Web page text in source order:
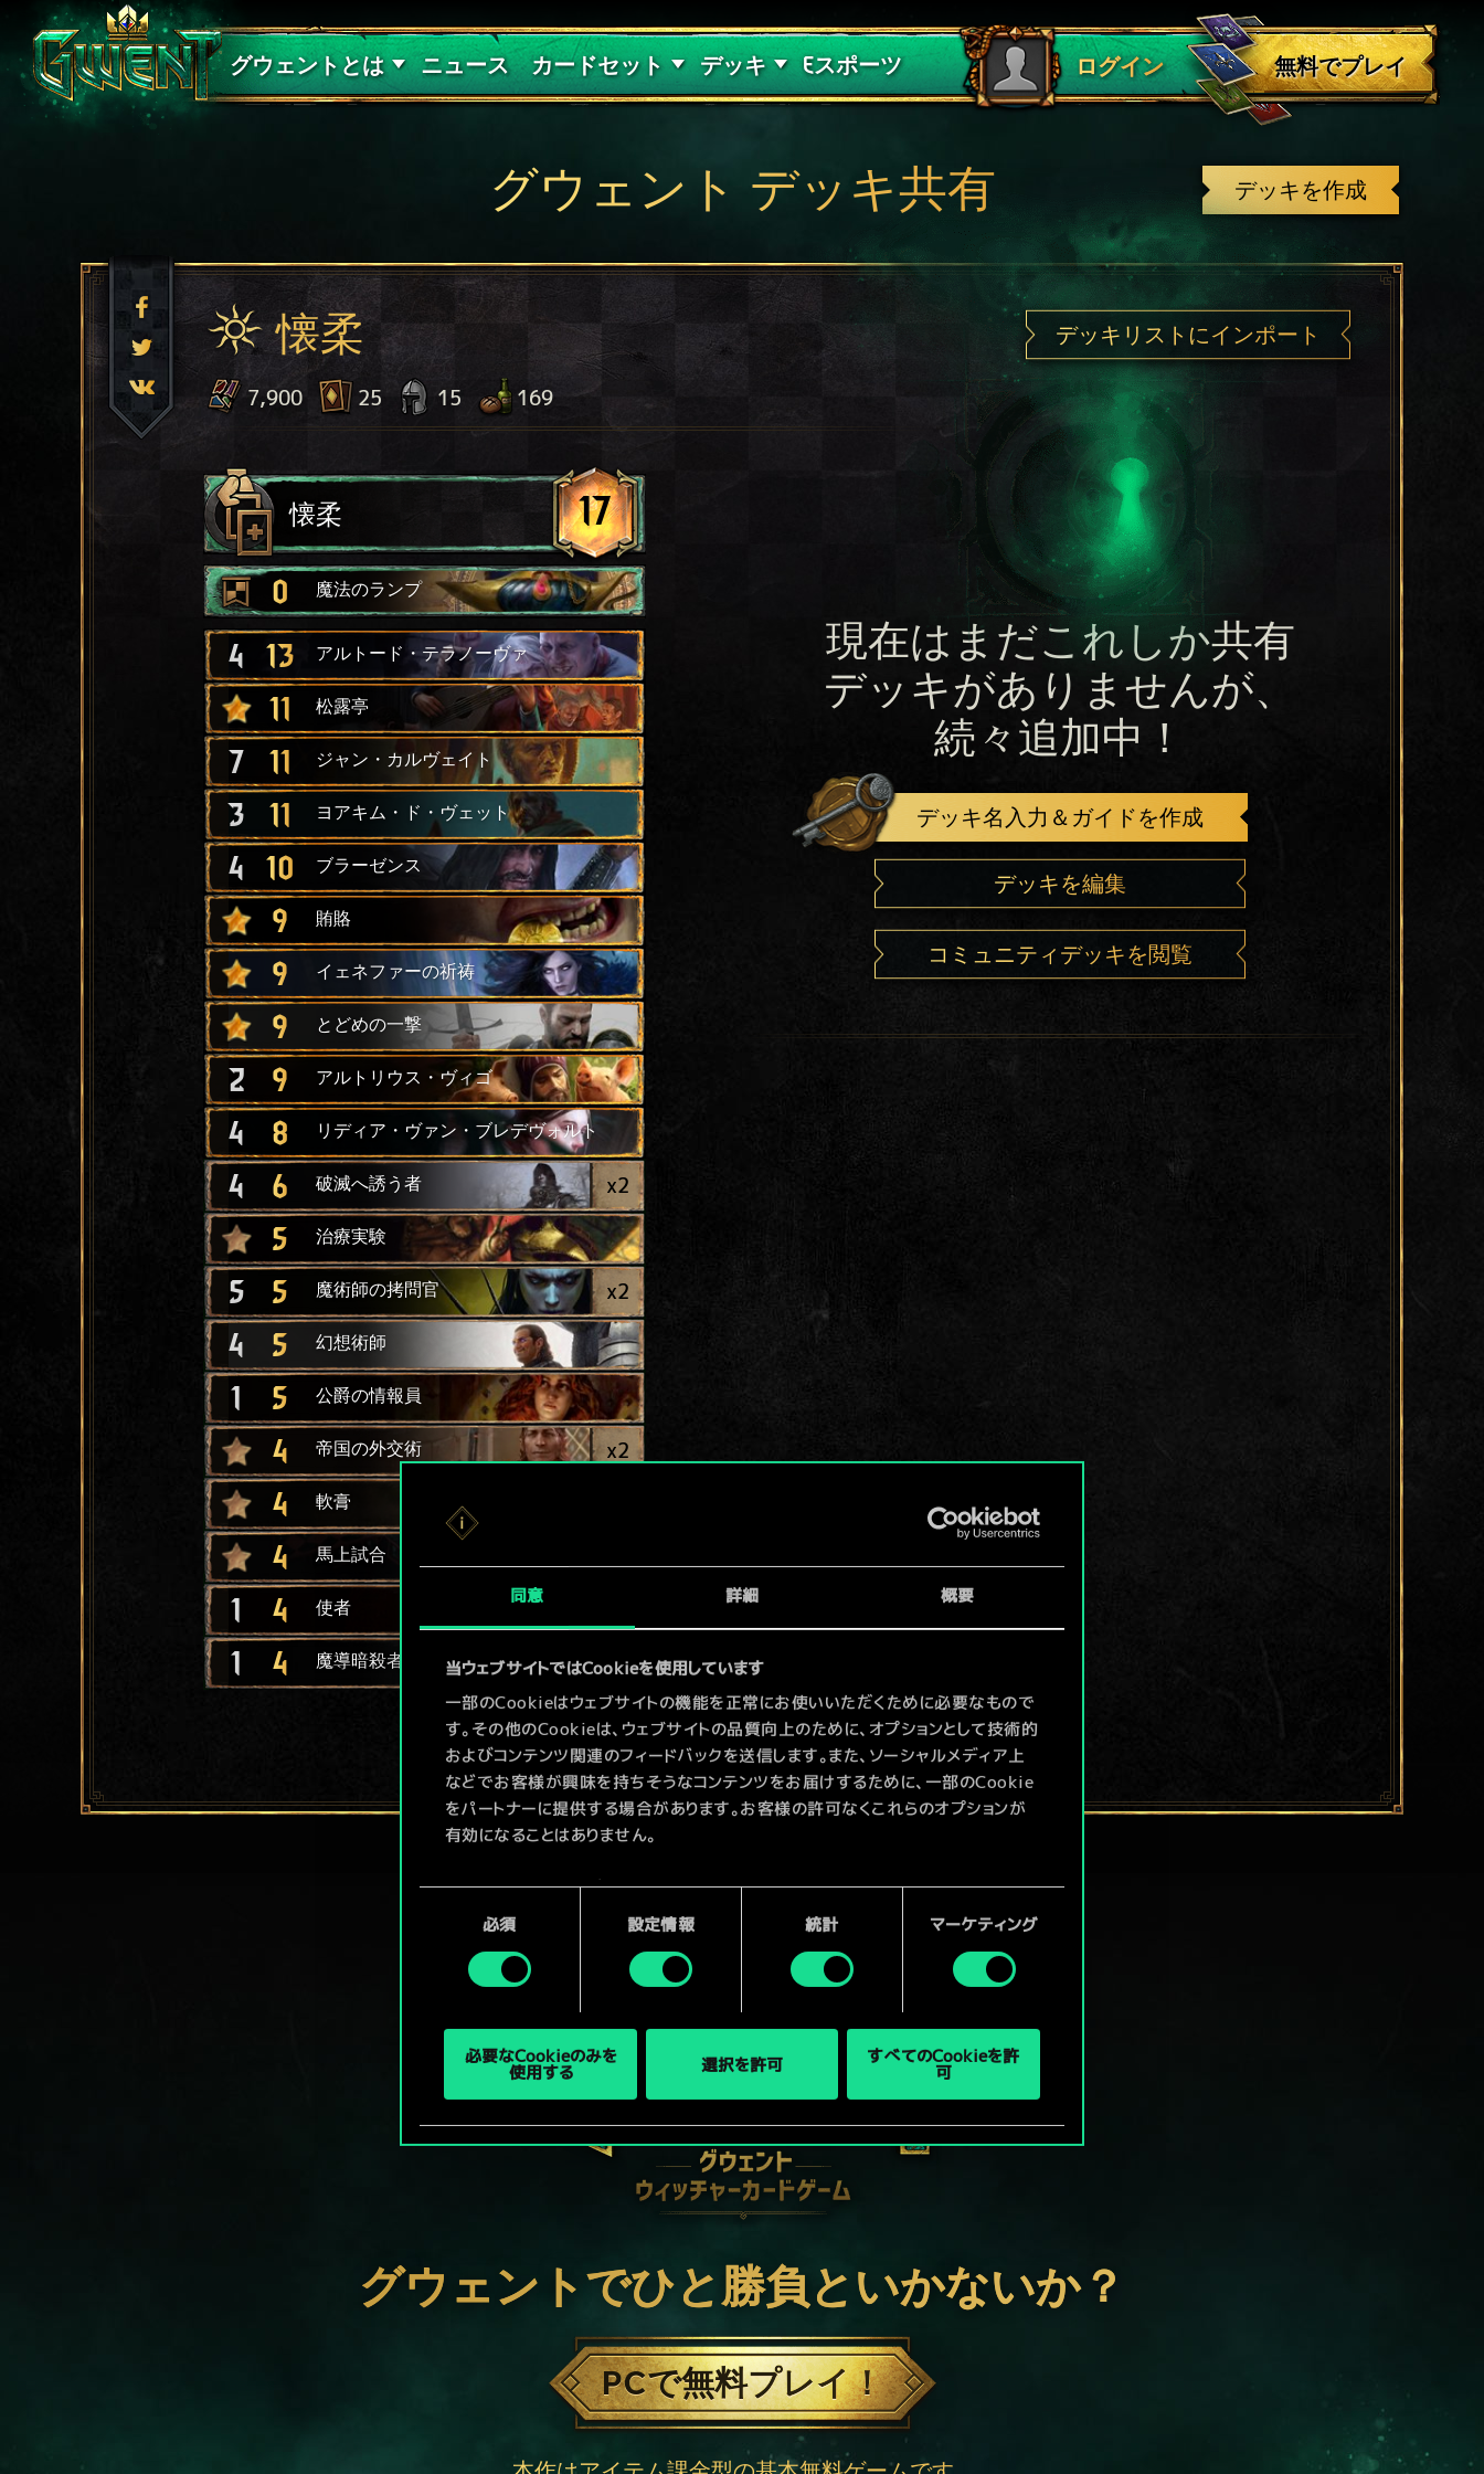
同意 詳細 概要
当ウェブサイトではCookieを使用しています
一部のCookieはウェブサイトの機能を正常にお使いいただくために必要なもので
す。その他のCookieは、ウェブサイトの品質向上のために、オプションとして技術的
およびコンテンツ関連のフィードバックを送信します。また、ソーシャルメディア上
などでお客様が興味を持ちそうなコンテンツをお届けするために、一部のCookie
をパートナーに提供する場合があります。お客様の許可なくこれらのオプションが
有効になることはありません。
Cookieの使用およびパフォーマンスの変更点に関する詳細は、下記の「設定」メニ
ューでご確認ください。
必須 設定情報 統計 マーケティング
必要なCookieのみを
使用する 選択を許可 すべてのCookieを許
可
グウェントとは
サポート
ニュース カードセット
紅き血の呪縛
デッキ
デッキガイド
Eスポーツ ログイン
ログアウト
無料でプレイ
デッキを作成
グウェント デッキ共有
懐柔 デッキリストにインポート
7,900 25 15 169
懐柔 17
0 魔法のランプ
4 13 アルトード・テラノーヴァ
11 松露亭
7 11 ジャン・カルヴェイト
3 11 ヨアキム・ド・ヴェット
4 10 ブラーゼンス
9 賄賂
9 イェネファーの祈祷
9 とどめの一撃
2 9 アルトリウス・ヴィゴ
4 8 リディア・ヴァン・ブレデヴォルト
4 6 破滅へ誘う者 x2
5 治療実験
5 5 魔術師の拷問官 x2
4 5 幻想術師
1 5 公爵の情報員
4 帝国の外交術 x2
4 軟膏
4 馬上試合
1 4 使者
1 4 魔導暗殺者 x2
現在はまだこれしか共有
デッキがありませんが、
続々追加中！
デッキ名入力＆ガイドを作成
デッキを編集
コミュニティデッキを閲覧
グウェントでひと勝負といかないか？
PCで無料プレイ！